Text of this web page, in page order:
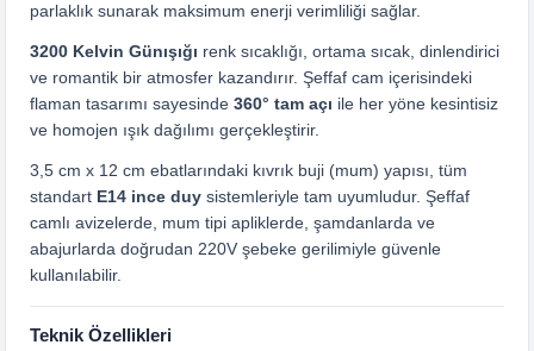
parlaklık sunarak maksimum enerji verimliliği sağlar.
3200 Kelvin Günışığı renk sıcaklığı, ortama sıcak, dinlendirici
ve romantik bir atmosfer kazandırır. Şeffaf cam içerisindeki
flaman tasarımı sayesinde 360° tam açı ile her yöne kesintisiz
ve homojen ışık dağılımı gerçekleştirir.
3,5 cm x 12 cm ebatlarındaki kıvrık buji (mum) yapısı, tüm
standart E14 ince duy sistemleriyle tam uyumludur. Şeffaf
camlı avizelerde, mum tipi apliklerde, şamdanlarda ve
abajurlarda doğrudan 220V şebeke gerilimiyle güvenle
kullanılabilir.
Teknik Özellikleri